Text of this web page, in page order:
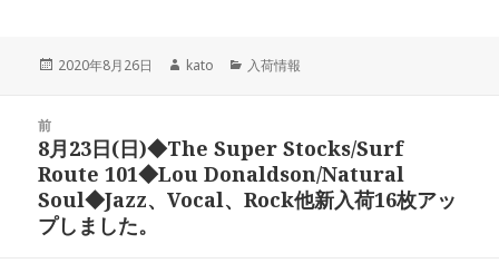
投
2020年8月26日
作
kato
カ
ー
入荷情報
前
前
の
投
稿:
8月23日(日)◆The Super Stocks/Surf
Route 101◆Lou Donaldson/Natural
Soul◆Jazz、Vocal、Rock他新入荷16枚アッ
プしました。